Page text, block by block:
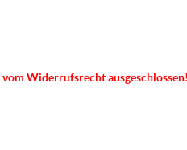
vom Widerrufsrecht ausgeschlossen!